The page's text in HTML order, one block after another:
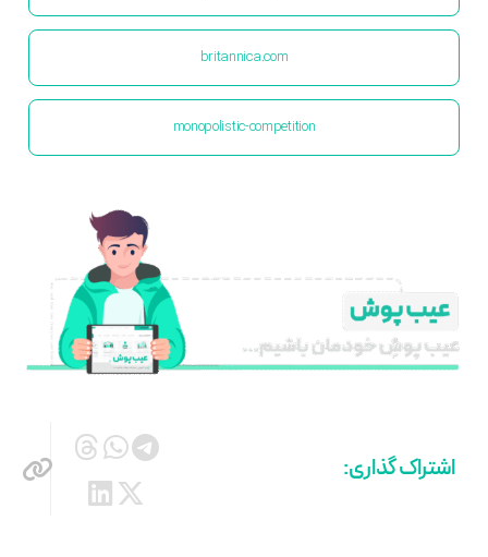
britannica.com
monopolistic-competition
اشتراک گذاری: